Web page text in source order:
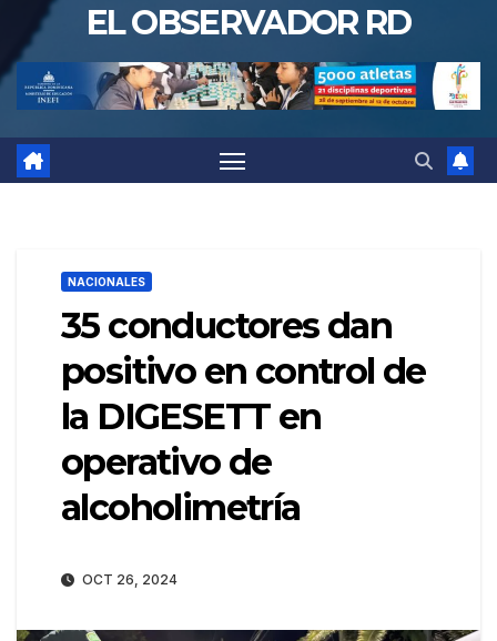
EL OBSERVADOR RD
NACIONALES
35 conductores dan
positivo en control de
la DIGESETT en
operativo de
alcoholimetría
OCT 26, 2024